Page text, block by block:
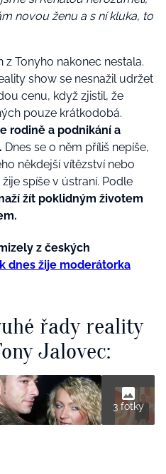
novou ženu a s ní kluka, to
Tonyho nakonec nestala.
show se nesnažil udržet
cenu, když zjistil, že
pouze krátkodobá.
rodině a podnikání a
Dnes se o něm příliš nepíše,
někdejší vítězství nebo
spíše v ústraní. Podle
žít poklidným životem
z českých
dnes žije moderátorka
řady reality
Jalovec:
3 fotky